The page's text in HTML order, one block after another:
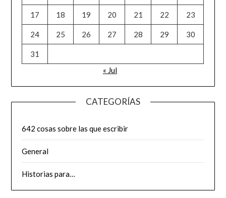
17 18 19 20 21 22 23
24 25 26 27 28 29 30
31
« Jul
CATEGORÍAS
642 cosas sobre las que escribir
General
Historias para…